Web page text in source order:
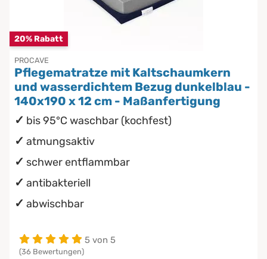
20% Rabatt
PROCAVE
Pflegematratze mit Kaltschaumkern
und wasserdichtem Bezug dunkelblau -
140x190 x 12 cm - Maßanfertigung
bis 95°C waschbar (kochfest)
atmungsaktiv
schwer entflammbar
antibakteriell
abwischbar
5 von 5
(36 Bewertungen)
wasserdichte Matratzenschoner
Pflegematratzen
Matratzen nach Maß
Die beste Schlafposition finden
Die besten Sommerbettdecken
Die richtige Matratze kaufen